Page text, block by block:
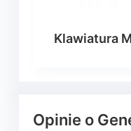
Klawiatura
Opinie o